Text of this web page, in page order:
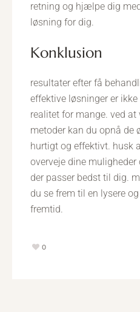
retning og hjælpe dig
løsning for dig.
konklusion
resultater efter få
effektive løsninger er
realitet for mange. ved
metoder kan du opnå de
hurtigt og effektivt. husk
overveje dine
der passer bedst til dig.
du se frem til en lysere
fremtid.
0